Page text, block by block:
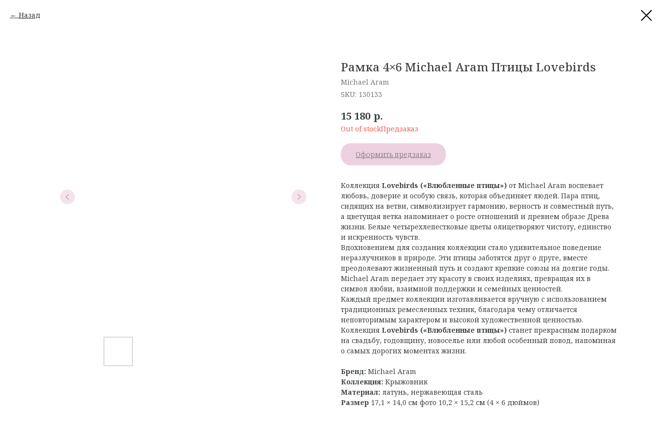
Назад
Рамка 4×6 Michael Aram Птицы Lovebirds
Michael Aram
SKU: 130133
15 180 р.
Out of stock
Оформить предзаказ
Коллекция Lovebirds («Влюбленные птицы») от Michael Aram воспевает
любовь, доверие и особую связь, которая объединяет людей. Пара птиц,
сидящих на ветви, символизирует гармонию, верность и совместный путь,
а цветущая ветка напоминает о росте отношений и древнем образе Древа
жизни. Белые четырехлепестковые цветы олицетворяют чистоту, единство
и искренность чувств.
Вдохновением для создания коллекции стало удивительное поведение
неразлучников в природе. Эти птицы заботятся друг о друге, вместе
преодолевают жизненный путь и создают крепкие союзы на долгие годы.
Michael Aram передает эту красоту в своих изделиях, превращая их в
символ любви, взаимной поддержки и семейных ценностей.
Каждый предмет коллекции изготавливается вручную с использованием
традиционных ремесленных техник, благодаря чему отличается
неповторимым характером и высокой художественной ценностью.
Коллекция Lovebirds («Влюбленные птицы») станет прекрасным подарком
на свадьбу, годовщину, новоселье или любой особенный повод, напоминая
о самых дорогих моментах жизни.
Бренд: Michael Aram
Коллекция: Крыжовник
Материал: латунь, нержавеющая сталь
Размер 17,1 × 14,0 см фото 10,2 × 15,2 см (4 × 6 дюймов)